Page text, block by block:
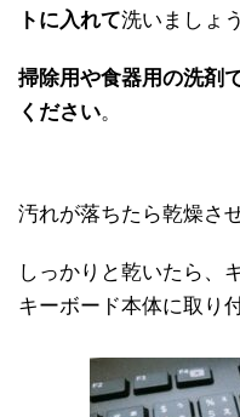
トに入れて洗いましょう
掃除用や食器用の洗剤
ください。
汚れが落ちたら乾燥さ
しっかりと乾いたら、
キーボード本体に取り